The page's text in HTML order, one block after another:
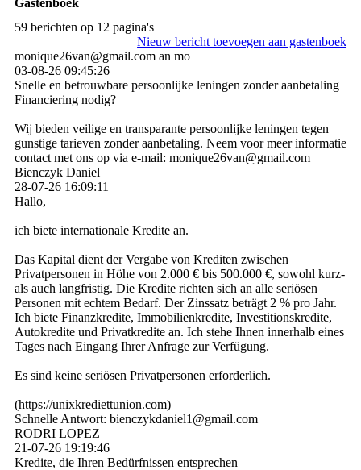
Gastenboek
59 berichten op 12 pagina's
Nieuw bericht toevoegen aan gastenboek
monique26van@gmail.com an mo
03-08-26 09:45:26
Snelle en betrouwbare persoonlijke leningen zonder aanbetaling
Financiering nodig?
Wij bieden veilige en transparante persoonlijke leningen tegen
gunstige tarieven zonder aanbetaling. Neem voor meer informatie
contact met ons op via e-mail: monique26van@gmail.com
Bienczyk Daniel
28-07-26 16:09:11
Hallo,
ich biete internationale Kredite an.
Das Kapital dient der Vergabe von Krediten zwischen
Privatpersonen in Höhe von 2.000 € bis 500.000 €, sowohl kurz-
als auch langfristig. Die Kredite richten sich an alle seriösen
Personen mit echtem Bedarf. Der Zinssatz beträgt 2 % pro Jahr.
Ich biete Finanzkredite, Immobilienkredite, Investitionskredite,
Autokredite und Privatkredite an. Ich stehe Ihnen innerhalb eines
Tages nach Eingang Ihrer Anfrage zur Verfügung.
Es sind keine seriösen Privatpersonen erforderlich.
(­https:­//­unixkrediettunion.­com)­
Schnelle Antwort: bienczykdaniel1@­gmail.­com
RODRI LOPEZ
21-07-26 19:19:46
Kredite, die Ihren Bedürfnissen entsprechen